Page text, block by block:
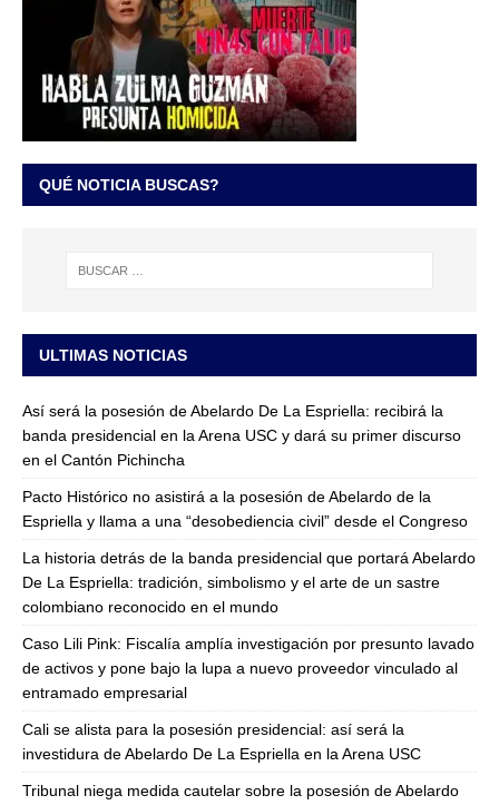
QUÉ NOTICIA BUSCAS?
ULTIMAS NOTICIAS
Así será la posesión de Abelardo De La Espriella: recibirá la
banda presidencial en la Arena USC y dará su primer discurso
en el Cantón Pichincha
Pacto Histórico no asistirá a la posesión de Abelardo de la
Espriella y llama a una “desobediencia civil” desde el Congreso
La historia detrás de la banda presidencial que portará Abelardo
De La Espriella: tradición, simbolismo y el arte de un sastre
colombiano reconocido en el mundo
Caso Lili Pink: Fiscalía amplía investigación por presunto lavado
de activos y pone bajo la lupa a nuevo proveedor vinculado al
entramado empresarial
Cali se alista para la posesión presidencial: así será la
investidura de Abelardo De La Espriella en la Arena USC
Tribunal niega medida cautelar sobre la posesión de Abelardo